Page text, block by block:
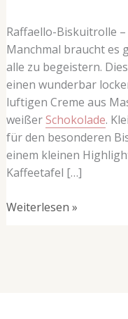
Raffaello-Biskuitrolle
Manchmal braucht es
alle zu begeistern.
einen wunderbar
luftigen Creme aus
weißerSchokolade.
für den besonderen
einem kleinen
Kaffeetafel […]
Weiterlesen »